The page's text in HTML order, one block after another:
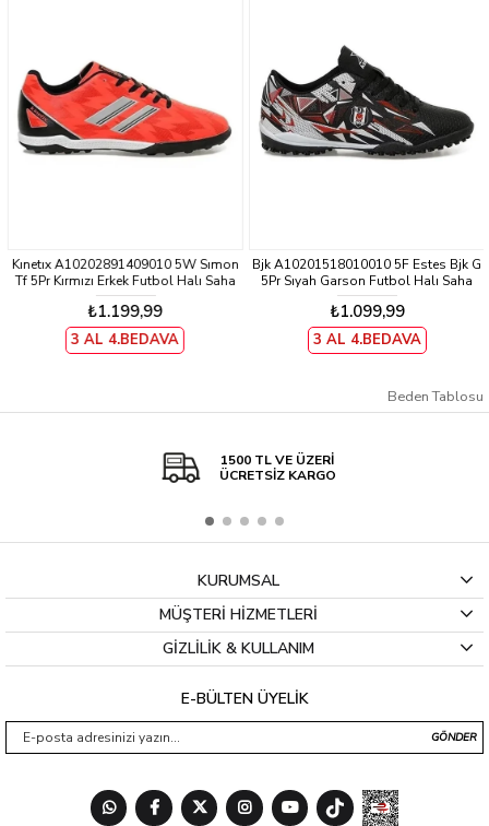
Kınetıx A10202891409010 5W Sımon
Tf 5Pr Kırmızı Erkek Futbol Halı Saha
Ayakkabısı
₺1.199,99
3 AL 4.BEDAVA
Bjk A10201518010010 5F Estes Bjk G
5Pr Sıyah Garson Futbol Halı Saha
Ayakkabısı
₺1.099,99
3 AL 4.BEDAVA
Beden Tablosu
1500 TL VE ÜZERİ
ÜCRETSİZ KARGO
KURUMSAL
MÜŞTERİ HİZMETLERİ
GİZLİLİK & KULLANIM
E-BÜLTEN ÜYELİK
GÖNDER